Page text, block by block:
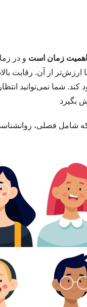
اهمیت زمان است و در
از آن. رقابت
کند. شما نمی‌توانید